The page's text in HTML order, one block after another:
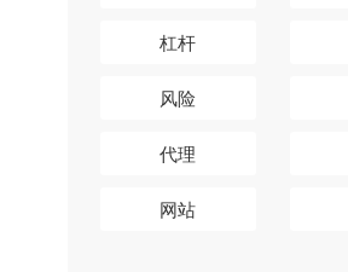
杠杆
风险
代理
网站